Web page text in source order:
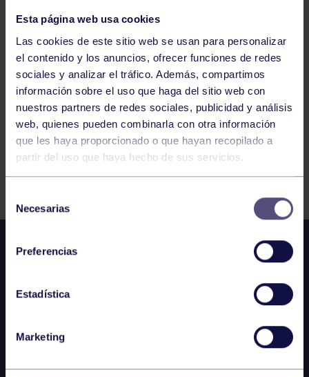
Esta página web usa cookies
Las cookies de este sitio web se usan para personalizar
el contenido y los anuncios, ofrecer funciones de redes
sociales y analizar el tráfico. Además, compartimos
información sobre el uso que haga del sitio web con
nuestros partners de redes sociales, publicidad y análisis
web, quienes pueden combinarla con otra información
que les haya proporcionado o que hayan recopilado a
partir del uso que haya hecho de sus servicios.
Necesarias
Preferencias
Estadística
Marketing
RGCC
931 932 933 934 935 936 937
FILTRAR